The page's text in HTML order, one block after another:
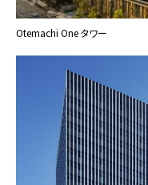
Otemachi One タワー